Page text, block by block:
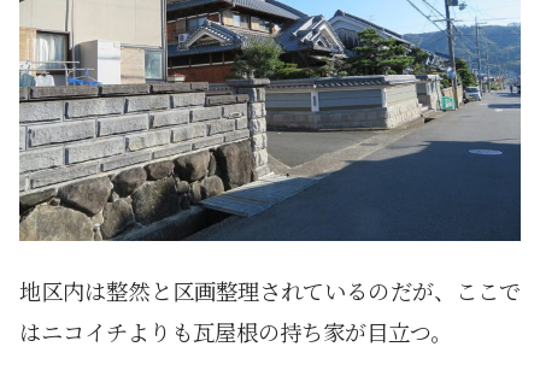
地区内は整然と区画整理されているのだが、ここで
はニコイチよりも瓦屋根の持ち家が目立つ。